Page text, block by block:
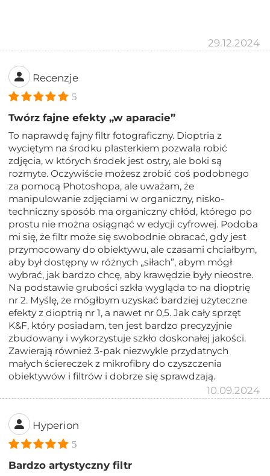
29.12.2024
Recenzje
5
Twórz fajne efekty „w aparacie”
To naprawdę fajny filtr fotograficzny. Dioptria z
wyciętym na środku plasterkiem pozwala robić
zdjęcia, w których środek jest ostry, ale boki są
rozmyte. Oczywiście możesz zrobić coś podobnego
za pomocą Photoshopa, ale uważam, że
manipulowanie zdjęciami w organiczny, nisko-
techniczny sposób ma organiczny chłód, którego po
prostu nie można osiągnąć w edycji cyfrowej. Podoba
mi się, że filtr może się swobodnie obracać, gdy jest
przymocowany do obiektywu, ale czasami chciałbym,
aby był dostępny w różnych „siłach”, abym mógł
wybrać, jak bardzo chcę, aby krawędzie były nieostre.
Na podstawie grubości szkła wygląda to na dioptrię
nr 2. Myślę, że mógłbym uzyskać bardziej użyteczne
efekty z dioptrią nr 1, a nawet nr 0,5. Jak cały sprzęt
K&F, który posiadam, ten jest bardzo precyzyjnie
zbudowany i wykorzystuje szkło doskonałej jakości.
Zawierają również 3-pak niezwykle przydatnych
małych ściereczek z mikrofibry do czyszczenia
obiektywów i filtrów i dobrze się sprawdzają.
10.09.2024
Hyperion
5
Bardzo artystyczny filtr